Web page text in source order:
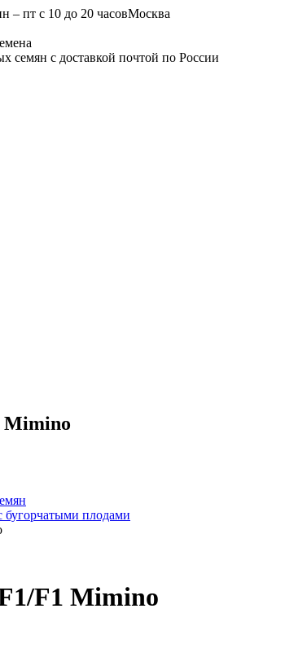
– пт с 10 до 20 часовМосква
семян с доставкой почтой по России
бугорчатыми плодами
F1 Mimino